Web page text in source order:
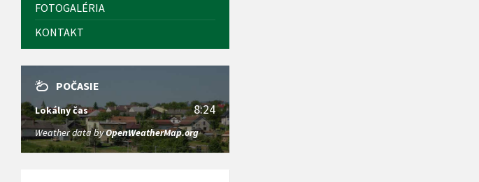
FOTOGALÉRIA
KONTAKT
POČASIE
Lokálny čas 8:24
Weather data byOpenWeatherMap.org